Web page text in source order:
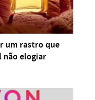
um rastro que
não elogiar